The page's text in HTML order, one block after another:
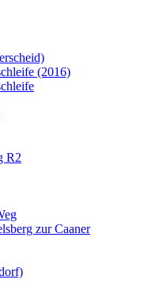
(2016)
R2
zur Caaner